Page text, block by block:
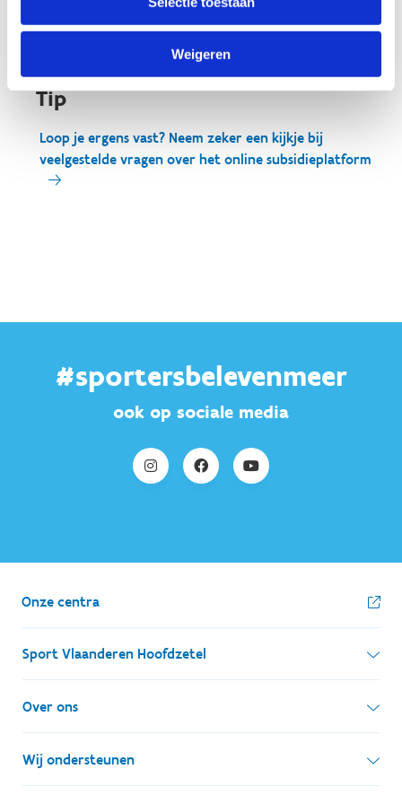
Weigeren
Tip
Loop je ergens vast? Neem zeker een kijkje bij
veelgestelde vragen over het online subsidieplatform
#sportersbelevenmeer
ook op sociale media
Onze centra
Sport Vlaanderen Hoofdzetel
Simon Bolivarlaan 17
1000 Brussel
Ondernemingsnummer: BE 0248.142.826
Over ons
Wie zijn we, wat doen we
Onze centra
Wij ondersteunen